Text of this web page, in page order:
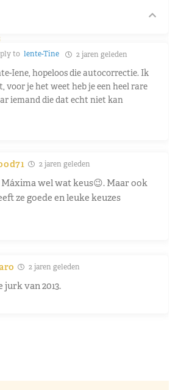
to lente-Tine 2 jaren geleden
Iene, hopeloos die autocorrectie. Ik
voor je het weet heb je een heel rare
iemand die dat echt niet kan
2 jaren geleden
wel wat keus😉. Maar ook
ze goede en leuke keuzes
2 jaren geleden
van 2013.